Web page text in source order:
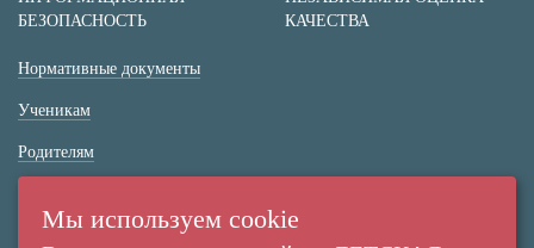
БЕЗОПАСНОСТЬ
Нормативные документы
Ученикам
Родителям
КАЧЕСТВА
Мы используем cookie